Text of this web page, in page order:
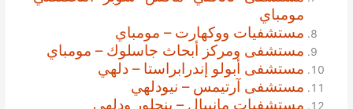
مومباي
مستشفيات ووكهارت – مومباي
مستشفى ومركز أبحاث جاسلوك – مومباي
مستشفى أبولو إندرابراستا – دلهي
مستشفى آرتيمس – نيودلهي
مستشفيات مانيبال – بنجلور ودلهي